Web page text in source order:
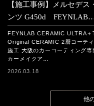
【施工事例】メルセデス
ンツ G450d FEYNLAB
Original CERAMIC 2層コ
ィング施工
FEYNLAB CERAMIC ULTRA＋
Original CERAMIC 2層コーテ
施工 大阪のカーコーティング専
カーメイクア…
2026.03.18
他